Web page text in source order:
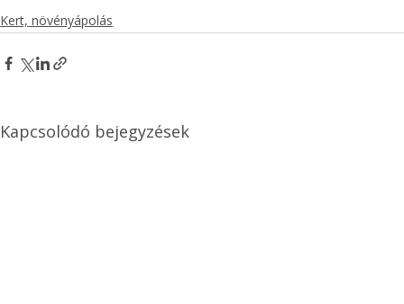
Kert, növényápolás
Kapcsolódó bejegyzések